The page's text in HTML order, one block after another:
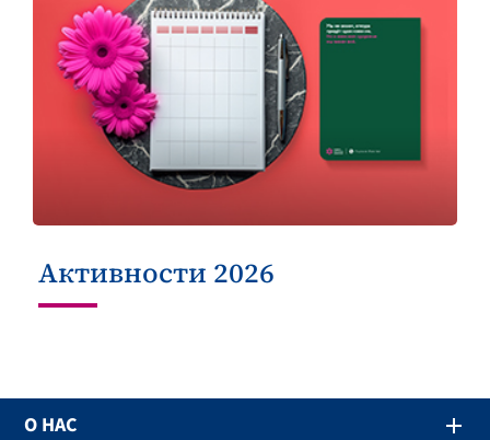
Активности 2026
О НАС